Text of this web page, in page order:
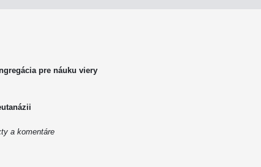
pre náuku viery
a komentáre